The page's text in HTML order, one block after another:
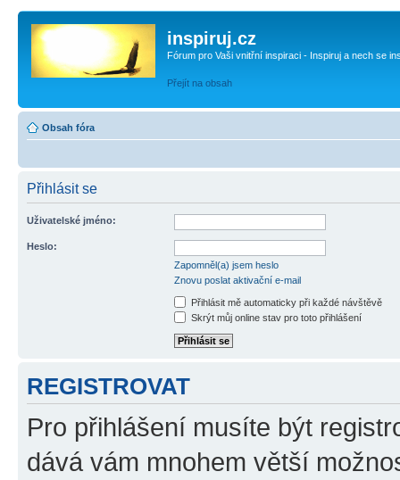
inspiruj.cz
Fórum pro Vaši vnitřní inspiraci - Inspiruj a nech se
Přejít na obsah
Obsah fóra
Přihlásit se
Uživatelské jméno:
Heslo:
Zapomněl(a) jsem heslo
Znovu poslat aktivační e-mail
Přihlásit mě automaticky při každé návštěvě
Skrýt můj online stav pro toto přihlášení
REGISTROVAT
Pro přihlášení musíte být
dává vám mnohem větší